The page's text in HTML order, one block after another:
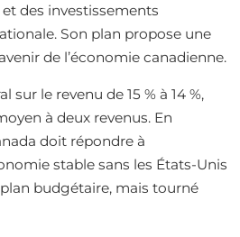
des investissements
Son plan propose une
de l’économie canadienne.
sur le revenu de 15 % à 14 %,
à deux revenus. En
doit répondre à
stable sans les États-Unis
budgétaire, mais tourné